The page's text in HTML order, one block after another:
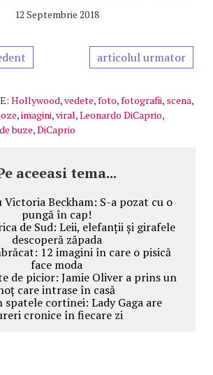
12 Septembrie 2018
articolul urmator
Hollywood,vedete,foto,fotografii, scena,
,imagini,viral,Leonardo DiCaprio,
buze,DiCaprio
aceeasi tema...
Victoria Beckham: S-a pozat cu o
pungă în cap!
de Sud: Leii, elefanții și girafele
descoperă zăpada
12 imagini în care o pisică
face moda
de picior: Jamie Oliver a prins un
care intrase în casă
spatele cortinei: Lady Gaga are
cronice în fiecare zi